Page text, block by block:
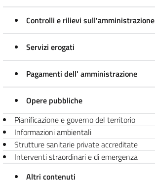
Controlli e rilievi sull'amministrazione
Servizi erogati
Pagamenti dell' amministrazione
Opere pubbliche
Pianificazione e governo del territorio
Informazioni ambientali
Strutture sanitarie private accreditate
Interventi straordinari e di emergenza
Altri contenuti